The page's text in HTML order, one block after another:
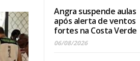
Angra suspende aulas
após alerta de ventos
fortes na Costa Verde
06/08/2026